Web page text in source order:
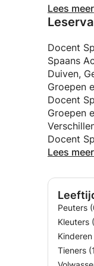
Talen:
Centro
Cámara
Cámara
Cámara
Instituto
Cámara
Escuela
Lees meer
Docent
Spaans
Duiven,
Groepen
Docent
Groepen
Docent
IKC
Vertaler/
Cito ·
Arnhem,
ING Bank
Lees meer
Peuters
Kleuters
Tieners